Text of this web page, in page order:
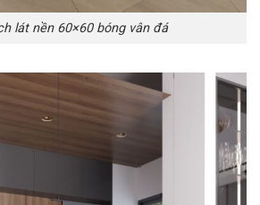
lát nền 60×60 bóng vân đá